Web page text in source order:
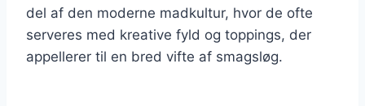
del af den moderne madkultur, hvor de ofte
serveres med kreative fyld og toppings, der
appellerer til en bred vifte af smagsløg.